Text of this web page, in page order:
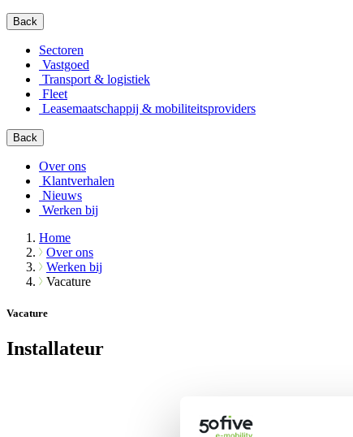
Back
Sectoren
Vastgoed
Transport & logistiek
Fleet
Leasemaatschappij & mobiliteitsproviders
Back
Over ons
Klantverhalen
Nieuws
Werken bij
Home
Over ons
Werken bij
Vacature
Vacature
Installateur